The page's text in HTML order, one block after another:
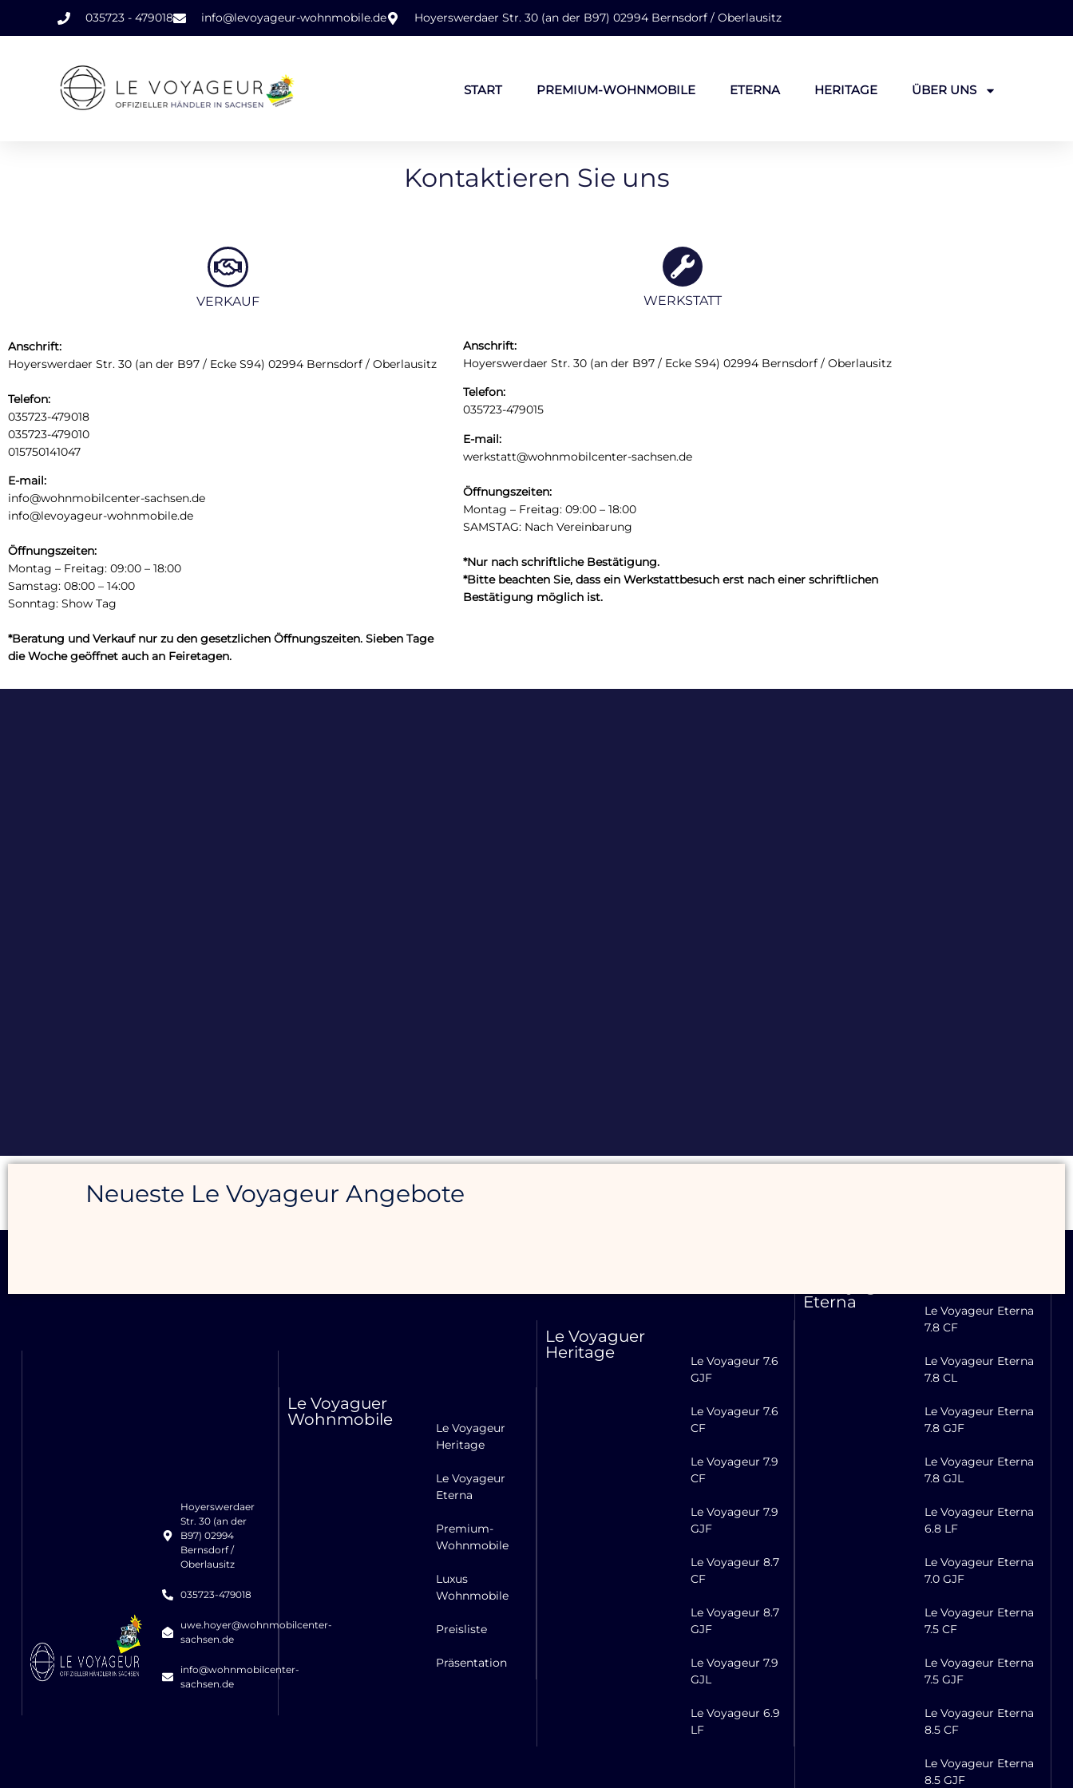
035723 - 479018 info@levoyageur-wohnmobile.de Hoyerswerdaer Str. 30 (an der B97) 02994 Bernsdorf / Oberlausitz
START PREMIUM-WOHNMOBILE ETERNA HERITAGE ÜBER UNS
Kontaktieren Sie uns
VERKAUF
Anschrift:
Hoyerswerdaer Str. 30 (an der B97 / Ecke S94) 02994 Bernsdorf / Oberlausitz
Telefon:
035723-479018
035723-479010
015750141047
E-mail:
info@wohnmobilcenter-sachsen.de
info@levoyageur-wohnmobile.de
Öffnungszeiten:
Montag – Freitag: 09:00 – 18:00
Samstag: 08:00 – 14:00
Sonntag: Show Tag
*Beratung und Verkauf nur zu den gesetzlichen Öffnungszeiten. Sieben Tage
die Woche geöffnet auch an Feiretagen.
WERKSTATT
Anschrift:
Hoyerswerdaer Str. 30 (an der B97 / Ecke S94) 02994 Bernsdorf / Oberlausitz
Telefon:
035723-479015
E-mail:
werkstatt@wohnmobilcenter-sachsen.de
Öffnungszeiten:
Montag – Freitag: 09:00 – 18:00
SAMSTAG: Nach Vereinbarung
*Nur nach schriftliche Bestätigung.
*Bitte beachten Sie, dass ein Werkstattbesuch erst nach einer schriftlichen
Bestätigung möglich ist.
Neueste Le Voyageur Angebote
Hoyerswerdaer
Str. 30 (an der
B97) 02994
Bernsdorf /
Oberlausitz
035723-479018
uwe.hoyer@wohnmobilcenter-
sachsen.de
info@wohnmobilcenter-
sachsen.de
Le Voyaguer
Wohnmobile
Le Voyageur
Heritage
Le Voyageur
Eterna
Premium-
Wohnmobile
Luxus
Wohnmobile
Preisliste
Präsentation
Le Voyaguer
Heritage
Le Voyageur 7.6
GJF
Le Voyageur 7.6
CF
Le Voyageur 7.9
CF
Le Voyageur 7.9
GJF
Le Voyageur 8.7
CF
Le Voyageur 8.7
GJF
Le Voyageur 7.9
GJL
Le Voyageur 6.9
LF
Eterna
Le Voyageur Eterna
7.8 CF
Le Voyageur Eterna
7.8 CL
Le Voyageur Eterna
7.8 GJF
Le Voyageur Eterna
7.8 GJL
Le Voyageur Eterna
6.8 LF
Le Voyageur Eterna
7.0 GJF
Le Voyageur Eterna
7.5 CF
Le Voyageur Eterna
7.5 GJF
Le Voyageur Eterna
8.5 CF
Le Voyageur Eterna
8.5 GJF